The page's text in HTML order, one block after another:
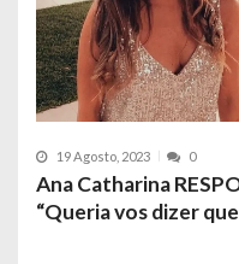
19 Agosto, 2023 0
Ana Catharina
“Queria vos dizer